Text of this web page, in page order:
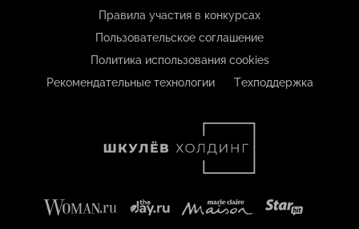
Правила участия в конкурсах
Пользовательское соглашение
Политика использования cookies
Рекомендательные технологии
Техподдержка